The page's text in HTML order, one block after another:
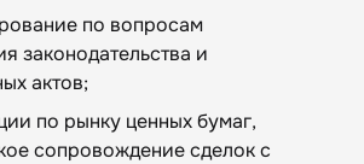
по вопросам
законодательства и
актов;
по рынку ценных бумаг,
сопровождение сделок с